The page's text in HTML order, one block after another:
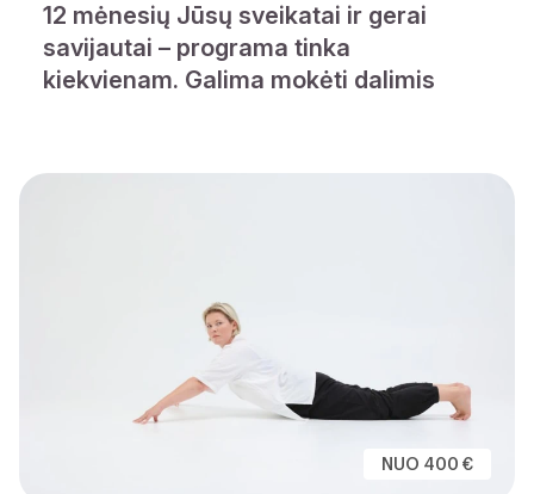
12 mėnesių Jūsų sveikatai ir gerai
savijautai – programa tinka
kiekvienam. Galima mokėti dalimis
NUO 400 €